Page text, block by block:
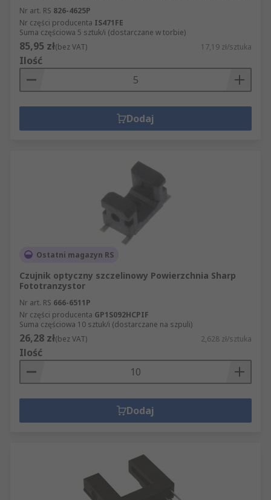
Nr art. RS 826-4625P
Nr części producenta IS471FE
Suma częściowa 5 sztuk/i (dostarczane w torbie)
85,95 zł(bez VAT) 17,19 zł/sztuka
Ilość
Dodaj
Ostatni magazyn RS
Czujnik optyczny szczelinowy Powierzchnia Sharp
Fototranzystor
Nr art. RS 666-6511P
Nr części producenta GP1S092HCPIF
Suma częściowa 10 sztuk/i (dostarczane na szpuli)
26,28 zł(bez VAT) 2,628 zł/sztuka
Ilość
Dodaj